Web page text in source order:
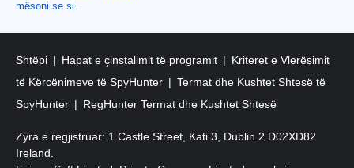
mësoni se si.
Shtëpi Hapat e çinstalimit të programit
Kriteret e Vlerësimit
të Kërcënimeve të SpyHunter
Termat dhe Kushtet Shtesë të
SpyHunter
RegHunter Termat dhe Kushtet Shtesë
Zyra e regjistruar: 1 Castle Street, Kati 3, Dublin 2 D02XD82
Ireland.